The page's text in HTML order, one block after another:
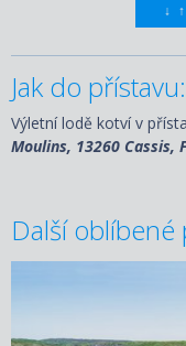
↓ ↑
Jak do přístavu:
Výletní lodě kotví v
Moulins, 13260 Cassis,
Další oblíbené